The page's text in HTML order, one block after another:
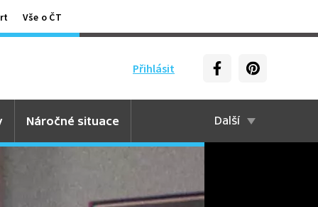
Vše o ČT
Přihlásit
Náročné situace Další